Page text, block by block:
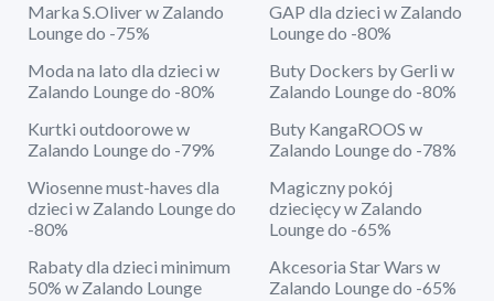
Marka S.Oliver w Zalando
Lounge do -75%
GAP dla dzieci w Zalando
Lounge do -80%
Moda na lato dla dzieci w
Zalando Lounge do -80%
Buty Dockers by Gerli w
Zalando Lounge do -80%
Kurtki outdoorowe w
Zalando Lounge do -79%
Buty KangaROOS w
Zalando Lounge do -78%
Wiosenne must-haves dla
dzieci w Zalando Lounge do
-80%
Magiczny pokój
dziecięcy w Zalando
Lounge do -65%
Rabaty dla dzieci minimum
50% w Zalando Lounge
Akcesoria Star Wars w
Zalando Lounge do -65%